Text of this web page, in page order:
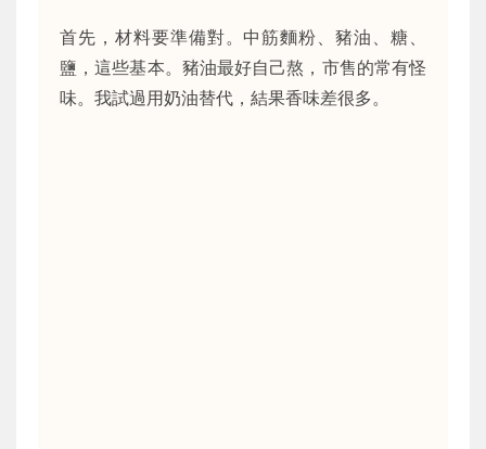
首先，材料要準備對。中筋麵粉、豬油、糖、
鹽，這些基本。豬油最好自己熬，市售的常有怪
味。我試過用奶油替代，結果香味差很多。